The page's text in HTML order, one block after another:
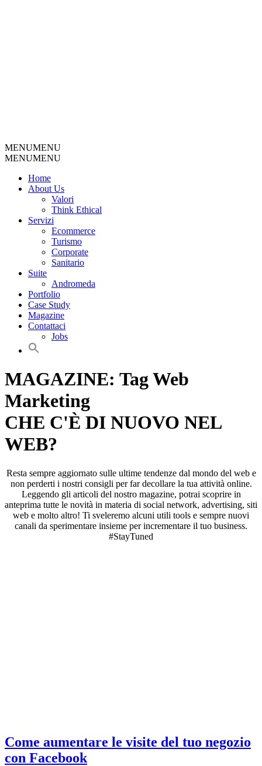
MENUMENU
MENUMENU
Home
About Us
Valori
Think Ethical
Servizi
Ecommerce
Turismo
Corporate
Sanitario
Suite
Andromeda
Portfolio
Case Study
Magazine
Contattaci
Jobs
MAGAZINE: Tag Web
Marketing
CHE C'È DI NUOVO NEL
WEB?
Resta sempre aggiornato sulle ultime tendenze dal mondo del web e
non perderti i nostri consigli per far decollare la tua attività online.
Leggendo gli articoli del nostro magazine, potrai scoprire in
anteprima tutte le novità in materia di social network, advertising, siti
web e molto altro! Ti sveleremo alcuni utili tools e sempre nuovi
canali da sperimentare insieme per incrementare il tuo business.
#StayTuned
Come aumentare le visite del tuo negozio
con Facebook